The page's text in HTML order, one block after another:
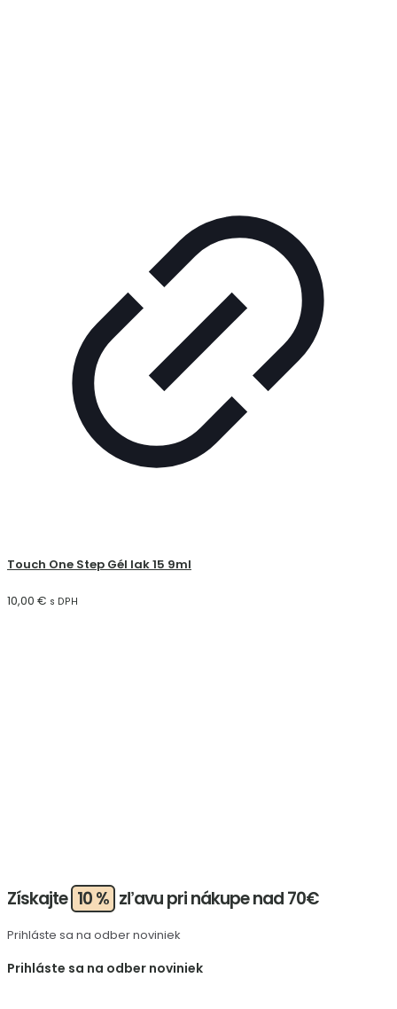
Touch One Step Gél lak 15 9ml
10,00 € s DPH
Získajte 10 % zľavu pri nákupe nad 70€
Prihláste sa na odber noviniek
Prihláste sa na odber noviniek